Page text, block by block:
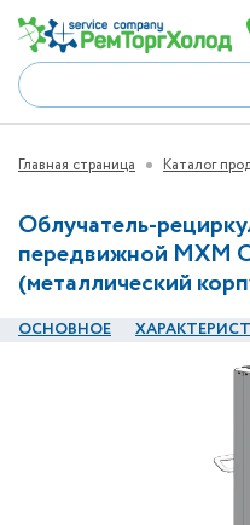
Главная страница Каталог
Облучатель-
передвижной МХМ
(металлический
ОСНОВНОЕ